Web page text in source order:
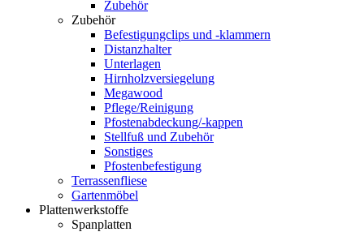
Zubehör
Zubehör
Befestigungclips und -klammern
Distanzhalter
Unterlagen
Hirnholzversiegelung
Megawood
Pflege/Reinigung
Pfostenabdeckung/-kappen
Stellfuß und Zubehör
Sonstiges
Pfostenbefestigung
Terrassenfliese
Gartenmöbel
Plattenwerkstoffe
Spanplatten